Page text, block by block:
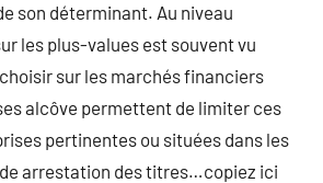
son déterminant. Au niveau
les plus-values est souvent vu
sur les marchés financiers
alcôve permettent de limiter ces
pertinentes ou situées dans les
de arrestation des titres…copiez ici